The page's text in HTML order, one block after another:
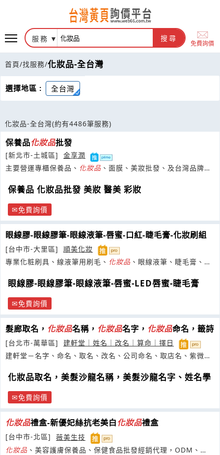
服務 搜尋
免費詢價
首頁/找服務/化妝品-全台灣
選擇地區 : 全台灣
化妝品-全台灣(約有4486筆服務)
保養品化妝品批發
[新北市-土城區]
金享潤
主要營運專櫃保養品、 化妝品 、面膜、美妝批發、及台灣品牌貓
保養品 化妝品批發 美妝 醫美 彩妝
免費詢價
眼線膠-眼線膠筆-眼線液筆-唇蜜-口紅-睫毛膏-化妝刷組
[台中市-大里區]
順美化妝
專業化粧刷具、線液筆用刷毛、 化妝品 、眼線液筆、睫毛膏、水
眼線膠-眼線膠筆-眼線液筆-唇蜜-LED唇蜜-睫毛膏
免費詢價
髮廊取名， 化妝品名稱， 化妝品名字， 化妝品命名，籤詩
[台北市-萬華區]
建軒堂｜姓名｜改名｜算命｜擇日
建軒堂－名字、命名、取名、改名、公司命名、取店名、紫微、
化妝品取名，美髮沙龍名稱，美髮沙龍名字、姓名學
免費詢價
化妝品禮盒-新優妃絲抗老美白化妝品禮盒
[台中市-北區]
薇美生技
化妝品 、美容護膚保養品、保健食品批發經銷代理，ODM、